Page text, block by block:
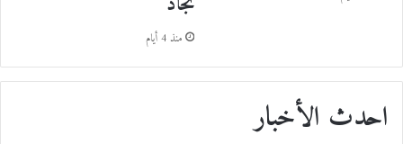
منذ 4 أيام
احدث الأخبار